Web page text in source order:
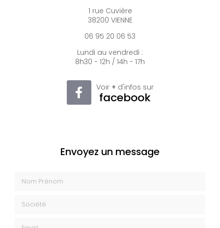
1 rue Cuvière
38200 VIENNE
06 95 20 06 53
Lundi au vendredi :
8h30 - 12h / 14h - 17h
Voir + d'infos sur
facebook
Envoyez un message